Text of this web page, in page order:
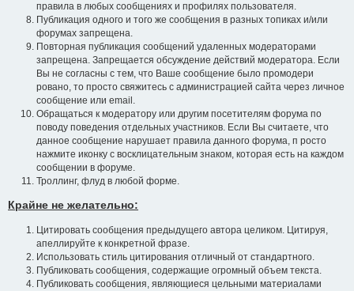
правила в любых сообщениях и профилях пользователя.
Публикация одного и того же сообщения в разных топиках и/или
форумах запрещена.
Повторная публикация сообщений удаленных модераторами
запрещена. Запрещается обсуждение действий модератора. Если
Вы не согласны с тем, что Ваше сообщение было промодери
ровано, то просто свяжитесь с администрацией сайта через личное
сообщение или email.
Обращаться к модератору или другим посетителям форума по
поводу поведения отдельных участников. Если Вы считаете, что
данное сообщение нарушает правила данного форума, п росто
нажмите иконку с восклицательным знаком, которая есть на каждом
сообщении в форуме.
Троллинг, флуд в любой форме.
Крайне не желательно:
Цитировать сообщения предыдущего автора целиком. Цитируя,
апеллируйте к конкретной фразе.
Использовать стиль цитирования отличный от стандартного.
Публиковать сообщения, содержащие огромный объем текста.
Публиковать сообщения, являющиеся цельными материалами